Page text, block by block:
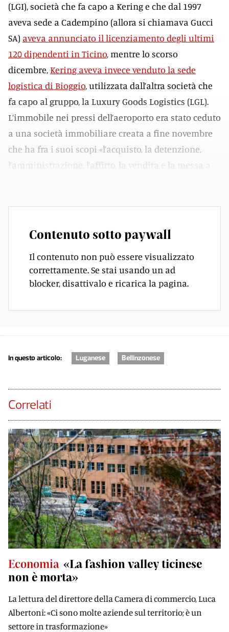
(LGI), società che fa capo a Kering e che dal 1997
aveva sede a Cadempino (allora si chiamava Gucci
SA) aveva annunciato il licenziamento degli ultimi
120 dipendenti in Ticino, mentre lo scorso
dicembre,Kering aveva invece venduto la sede
logistica di Bioggio, utilizzata dall’altra società che
fa capo al gruppo, la Luxury Goods Logistics (LGL).
L’immobile nei pressi dell’aeroporto era stato ceduto
a una società immobiliare creata a fine novembre
che ha fra i suoi scopi «l’acquisto, la detenzione,
l’amministrazione, l’affitto, la vendita e la messa a
Contenuto sotto paywall
Il contenuto non può essere visualizzato
correttamente. Se stai usando un ad
blocker, disattivalo e ricarica la pagina.
In questo articolo: Luganese Bellinzonese
Correlati
Economia «La fashion valley ticinese
non è morta»
La lettura del direttore della Camera di commercio, Luca
Albertoni: «Ci sono molte aziende sul territorio; è un
settore in trasformazione»